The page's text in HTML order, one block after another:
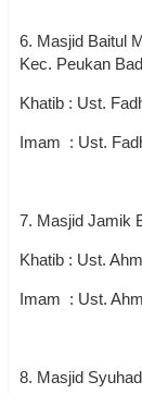
6. Masjid Baitul
Kec. Peukan
Khatib : Ust.
Imam : Ust.
7. Masjid Jamik
Khatib : Ust.
Imam : Ust.
8. Masjid